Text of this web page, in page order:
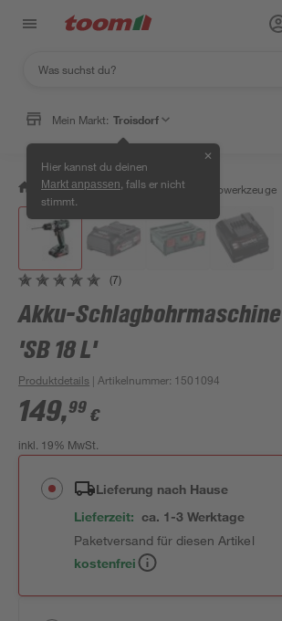
Mein Markt: Troisdorf
Hier kannst du deinen
Markt anpassen , falls er nicht
stimmt.
✕
/ Werkstatt & Maschinen / Elektrowerkzeuge
(7)
Akku-Schlagbohrmaschine
'SB 18 L'
Produktdetails | Artikelnummer: 1501094
149,99 €
inkl. 19% MwSt.
Lieferung nach Hause
Lieferzeit: ca. 1-3 Werktage
Paketversand für diesen Artikel
kostenfrei